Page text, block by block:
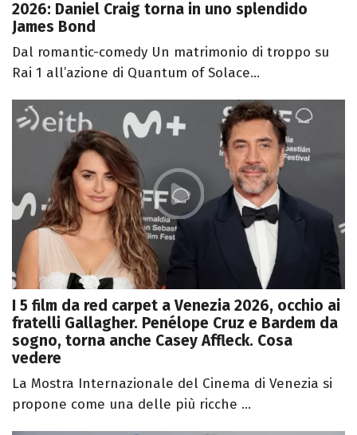
2026: Daniel Craig torna in uno splendido
James Bond
Dal romantic-comedy Un matrimonio di troppo su
Rai 1 all’azione di Quantum of Solace...
I 5 film da red carpet a Venezia 2026, occhio ai
fratelli Gallagher. Penélope Cruz e Bardem da
sogno, torna anche Casey Affleck. Cosa
vedere
La Mostra Internazionale del Cinema di Venezia si
propone come una delle più ricche ...